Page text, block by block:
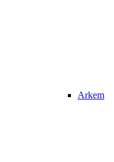
Arkem